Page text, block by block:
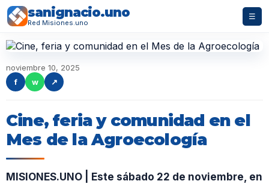
sanignacio.uno
Red Misiones.uno
☰
noviembre 10, 2025
f
w ↗
Cine, feria y comunidad en el
Mes de la Agroecología
MISIONES.UNO | Este sábado 22 de noviembre, en